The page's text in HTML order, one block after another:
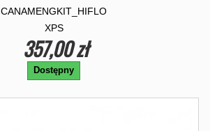
CANAMENGKIT_HIFLO
XPS
357,00 zł
Dostępny